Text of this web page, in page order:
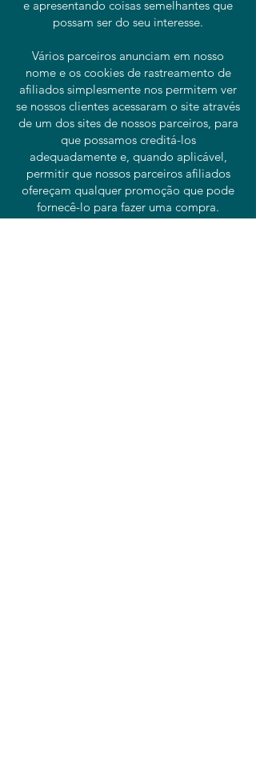
e apresentando coisas semelhantes que
possam ser do seu interesse.
Vários parceiros anunciam em nosso
nome e os cookies de rastreamento de
afiliados simplesmente nos permitem ver
se nossos clientes acessaram o site através
de um dos sites de nossos parceiros, para
que possamos creditá-los
adequadamente e, quando aplicável,
permitir que nossos parceiros afiliados
ofereçam qualquer promoção que pode
fornecê-lo para fazer uma compra.